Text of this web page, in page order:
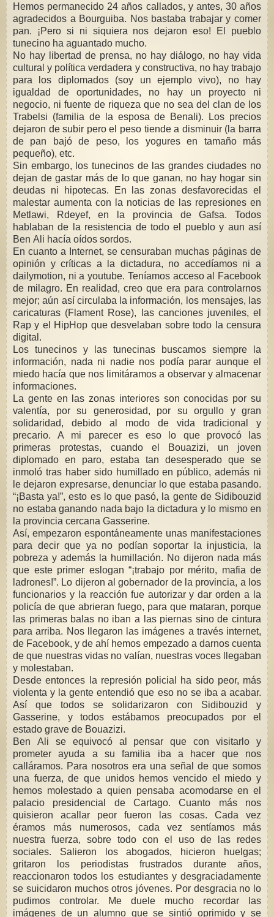
Hemos permanecido 24 años callados, y antes, 30 años
agradecidos a Bourguiba. Nos bastaba trabajar y comer
pan. ¡Pero si ni siquiera nos dejaron eso! El pueblo
tunecino ha aguantado mucho.
No hay libertad de prensa, no hay diálogo, no hay vida
cultural y política verdadera y constructiva, no hay trabajo
para los diplomados (soy un ejemplo vivo), no hay
igualdad de oportunidades, no hay un proyecto ni
negocio, ni fuente de riqueza que no sea del clan de los
Trabelsi (familia de la esposa de Benali). Los precios
dejaron de subir pero el peso tiende a disminuir (la barra
de pan bajó de peso, los yogures en tamaño más
pequeño), etc.
Sin embargo, los tunecinos de las grandes ciudades no
dejan de gastar más de lo que ganan, no hay hogar sin
deudas ni hipotecas. En las zonas desfavorecidas el
malestar aumenta con la noticias de las represiones en
Metlawi, Rdeyef, en la provincia de Gafsa. Todos
hablaban de la resistencia de todo el pueblo y aun así
Ben Ali hacía oídos sordos.
En cuanto a Internet, se censuraban muchas páginas de
opinión y críticas a la dictadura, no accedíamos ni a
dailymotion, ni a youtube. Teníamos acceso al Facebook
de milagro. En realidad, creo que era para controlarnos
mejor; aún así circulaba la información, los mensajes, las
caricaturas (Flament Rose), las canciones juveniles, el
Rap y el HipHop que desvelaban sobre todo la censura
digital.
Los tunecinos y las tunecinas buscamos siempre la
información, nada ni nadie nos podía parar aunque el
miedo hacía que nos limitáramos a observar y almacenar
informaciones.
La gente en las zonas interiores son conocidas por su
valentía, por su generosidad, por su orgullo y gran
solidaridad, debido al modo de vida tradicional y
precario. A mi parecer es eso lo que provocó las
primeras protestas, cuando el Bouazizi, un joven
diplomado en paro, estaba tan desesperado que se
inmoló tras haber sido humillado en público, además ni
le dejaron expresarse, denunciar lo que estaba pasando.
“¡Basta ya!”, esto es lo que pasó, la gente de Sidibouzid
no estaba ganando nada bajo la dictadura y lo mismo en
la provincia cercana Gasserine.
Así, empezaron espontáneamente unas manifestaciones
para decir que ya no podían soportar la injusticia, la
pobreza y además la humillación. No dijeron nada más
que este primer eslogan “¡trabajo por mérito, mafia de
ladrones!”. Lo dijeron al gobernador de la provincia, a los
funcionarios y la reacción fue autorizar y dar orden a la
policía de que abrieran fuego, para que mataran, porque
las primeras balas no iban a las piernas sino de cintura
para arriba. Nos llegaron las imágenes a través internet,
de Facebook, y de ahí hemos empezado a darnos cuenta
de que nuestras vidas no valían, nuestras voces llegaban
y molestaban.
Desde entonces la represión policial ha sido peor, más
violenta y la gente entendió que eso no se iba a acabar.
Así que todos se solidarizaron con Sidibouzid y
Gasserine, y todos estábamos preocupados por el
estado grave de Bouazizi.
Ben Ali se equivocó al pensar que con visitarlo y
prometer ayuda a su familia iba a hacer que nos
calláramos. Para nosotros era una señal de que somos
una fuerza, de que unidos hemos vencido el miedo y
hemos molestado a quien pensaba acomodarse en el
palacio presidencial de Cartago. Cuanto más nos
quisieron acallar peor fueron las cosas. Cada vez
éramos más numerosos, cada vez sentíamos más
nuestra fuerza, sobre todo con el uso de las redes
sociales. Salieron los abogados, hicieron huelgas;
gritaron los periodistas frustrados durante años,
reaccionaron todos los estudiantes y desgraciadamente
se suicidaron muchos otros jóvenes. Por desgracia no lo
pudimos controlar. Me duele mucho recordar las
imágenes de un alumno que se sintió oprimido y se